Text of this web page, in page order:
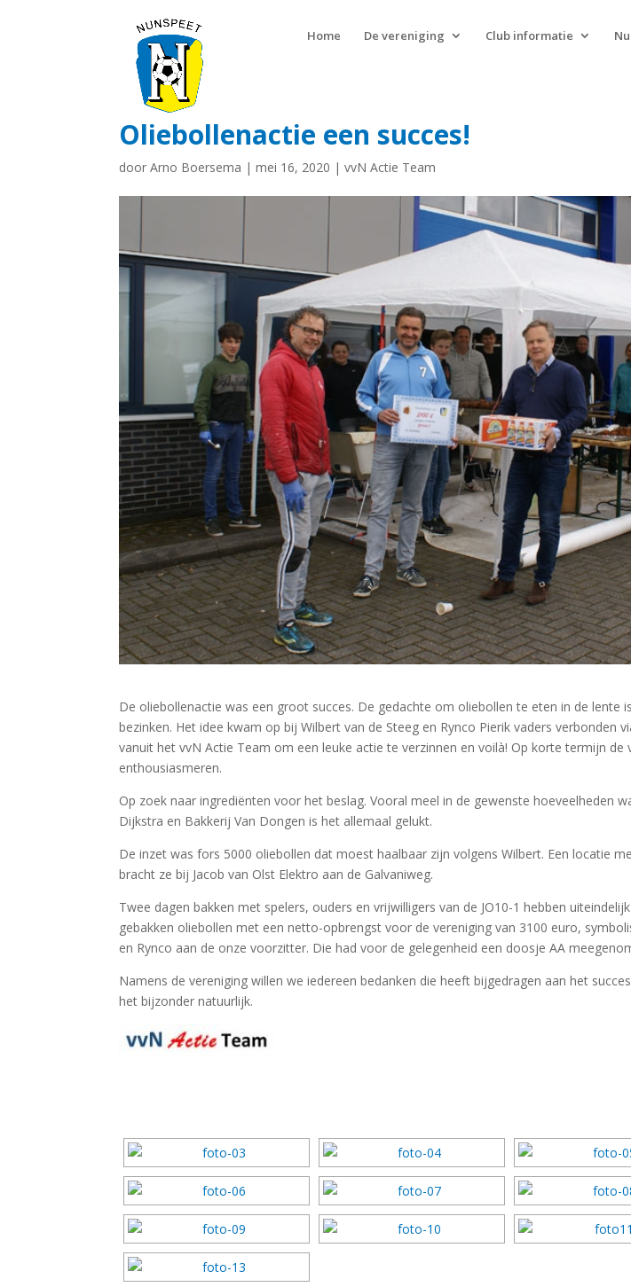
Home De vereniging Club informatie
Oliebollenactie een succes!
doorArno Boersema |mei 16, 2020 |vvN Actie Team
De oliebollenactie was een groot succes. De gedachte om oliebollen te eten in de lente
bezinken. Het idee kwam op bij Wilbert van de Steeg en Rynco Pierik vaders verbonden
vanuit het vvN Actie Team om een leuke actie te verzinnen en voilà! Op korte termijn de
enthousiasmeren.
Op zoek naar ingrediënten voor het beslag. Vooral meel in de gewenste hoeveelheden
Dijkstra en Bakkerij Van Dongen is het allemaal gelukt.
De inzet was fors 5000 oliebollen dat moest haalbaar zijn volgens Wilbert. Een locatie
bracht ze bij Jacob van Olst Elektro aan de Galvaniweg.
Twee dagen bakken met spelers, ouders en vrijwilligers van de JO10-1 hebben
gebakken oliebollen met een netto-opbrengst voor de vereniging van 3100 euro,
en Rynco aan de onze voorzitter. Die had voor de gelegenheid een doosje AA
Namens de vereniging willen we iedereen bedanken die heeft bijgedragen aan het
het bijzonder natuurlijk.